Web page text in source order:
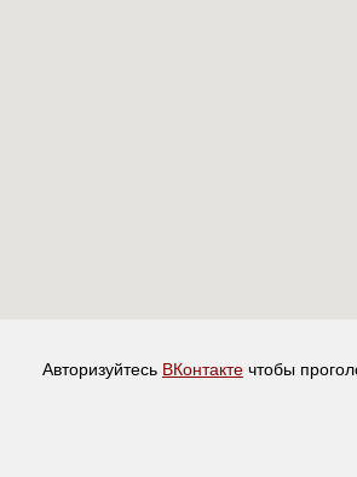
Авторизуйтесь ВКонтакте чтобы